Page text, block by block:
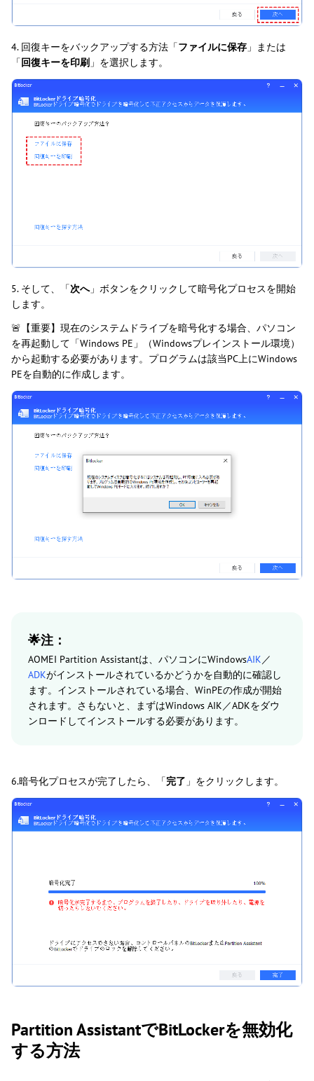
4. 回復キーをバックアップする方法「ファイルに保存 」または
「回復キーを印刷 」を選択します。
5. そして、「次へ」ボタンをクリックして暗号化プロセスを開始
します。
🚨【重要】現在のシステムドライブを暗号化する場合、パソコン
を再起動して「Windows PE」（Windowsプレインストール環境）
から起動する必要があります。プログラムは該当PC上にWindows
PEを自動的に作成します。
🌟注：
AOMEI Partition Assistantは、パソコンにWindowsAIK／
ADKがインストールされているかどうかを自動的に確認し
ます。インストールされている場合、WinPEの作成が開始
されます。さもないと、まずはWindows AIK／ADKをダウ
ンロードしてインストールする必要があります。
6.暗号化プロセスが完了したら、「完了 」をクリックします。
Partition AssistantでBitLockerを無効化
する方法